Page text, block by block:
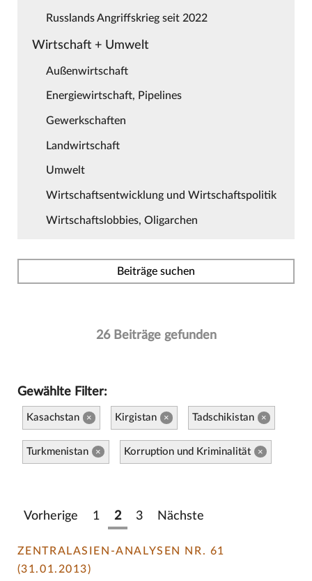
Russlands Angriffskrieg seit 2022
Wirtschaft + Umwelt
Außenwirtschaft
Energiewirtschaft, Pipelines
Gewerkschaften
Landwirtschaft
Umwelt
Wirtschaftsentwicklung und Wirtschaftspolitik
Wirtschaftslobbies, Oligarchen
Beiträge suchen
26 Beiträge gefunden
Gewählte Filter:
Kasachstan × Kirgistan × Tadschikistan ×
Turkmenistan × Korruption und Kriminalität ×
Vorherige 1 2 3 Nächste
ZENTRALASIEN-ANALYSEN NR. 61
(31.01.2013)